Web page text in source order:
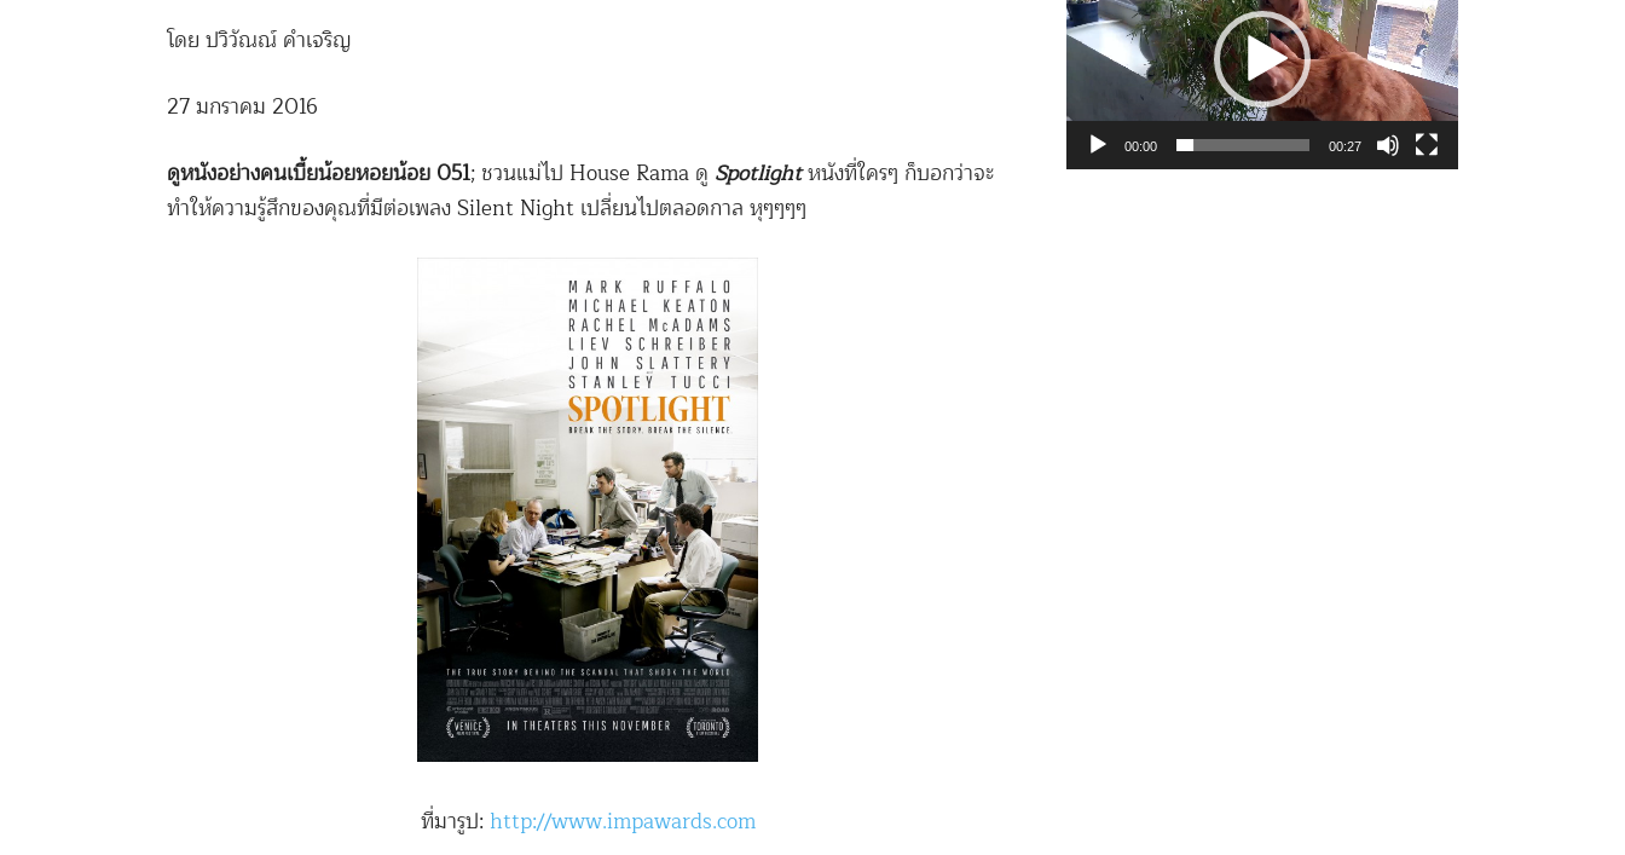
โดย ปวิวัณณ์ คำเจริญ
27 มกราคม 2016
ดูหนังอย่างคนเบี้ยน้อยหอยน้อย 051; ชวนแม่ไป House Rama ดู Spotlightหนังที่ใครๆ ก็บอกว่าจะ
ทำให้ความรู้สึกของคุณที่มีต่อเพลง Silent Night เปลี่ยนไปตลอดกาล หุๆๆๆๆ
ที่มารูป: http://www.impawards.com
00:00 00:27